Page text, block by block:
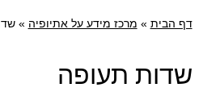
לתוכן
דף הבית » מרכז מידע על אתיופיה »
שדות תעופה